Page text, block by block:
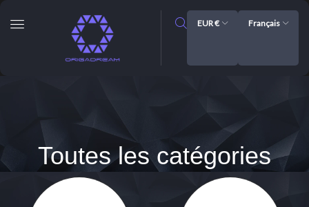
EUR € Français
Toutes les catégories